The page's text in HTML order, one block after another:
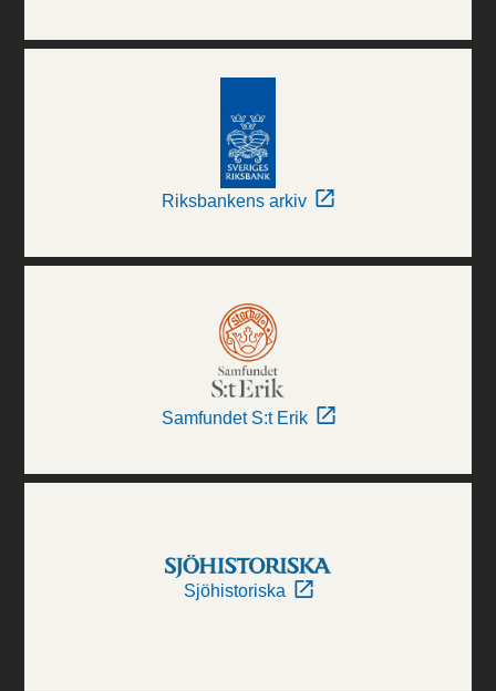
Riksbankens arkiv
Samfundet S:t Erik
Sjöhistoriska